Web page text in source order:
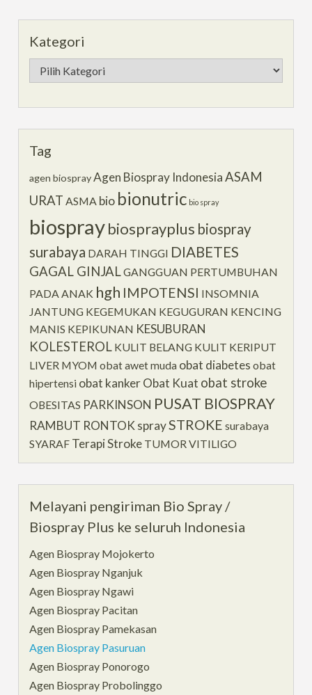
Kategori
Kategori
Tag
agen biosprayAgen Biospray Indonesia ASAM
URAT ASMA bio bionutric bio spray
biospraybiosprayplus biospray
surabaya DARAH TINGGI DIABETES
GAGAL GINJALGANGGUAN PERTUMBUHAN
PADA ANAK hgh IMPOTENSI INSOMNIA
JANTUNG KEGEMUKAN KEGUGURAN KENCING
MANIS KEPIKUNAN KESUBURAN
KOLESTEROL KULIT BELANG KULIT KERIPUT
LIVER MYOM obat awet muda obat diabetes obat
hipertensi obat kankerObat Kuat obat stroke
OBESITAS PARKINSON PUSAT BIOSPRAY
RAMBUT RONTOKspraySTROKE surabaya
SYARAF Terapi Stroke TUMOR VITILIGO
Melayani pengiriman Bio Spray /
Biospray Plus ke seluruh Indonesia
Agen Biospray Mojokerto
Agen Biospray Nganjuk
Agen Biospray Ngawi
Agen Biospray Pacitan
Agen Biospray Pamekasan
Agen Biospray Pasuruan
Agen Biospray Ponorogo
Agen Biospray Probolinggo